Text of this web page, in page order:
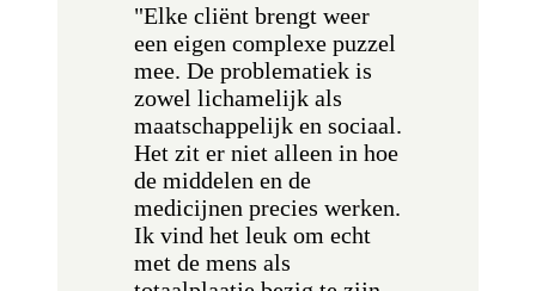
"Elke cliënt brengt weer
een eigen complexe puzzel
mee. De problematiek is
zowel lichamelijk als
maatschappelijk en sociaal.
Het zit er niet alleen in hoe
de middelen en de
medicijnen precies werken.
Ik vind het leuk om echt
met de mens als